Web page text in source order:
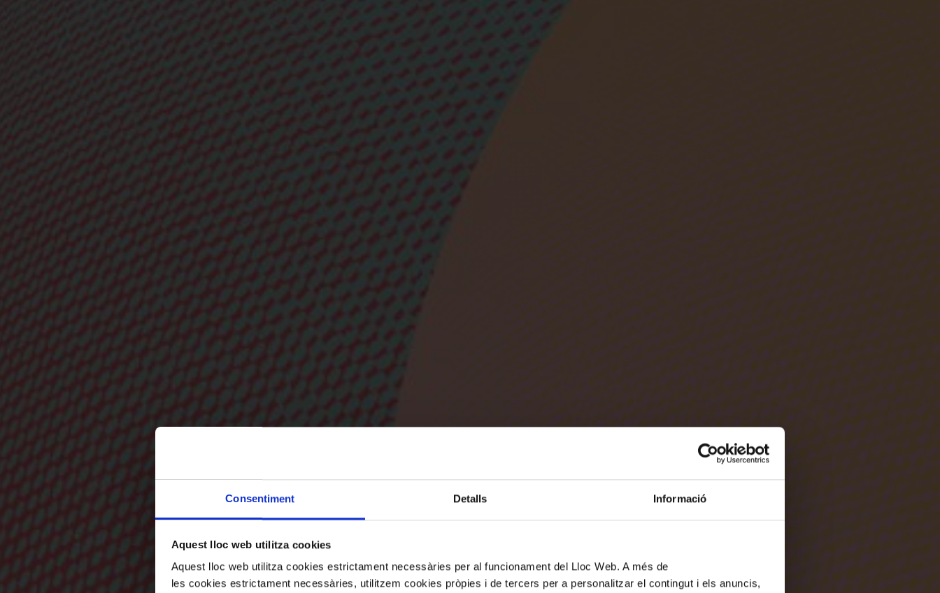
Consentiment Detalls Informació
Aquest lloc web utilitza cookies
Aquest lloc web utilitza cookies estrictament necessàries per al funcionament del Lloc Web. A més de
les cookies estrictament necessàries, utilitzem cookies pròpies i de tercers per a personalitzar el contingut i els anuncis,